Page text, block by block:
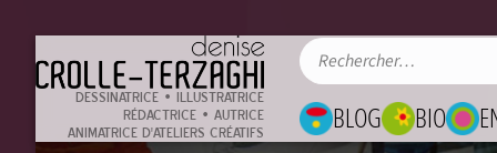
DESSINATRICE • ILLUSTRATRICE
RÉDACTRICE • AUTRICE
ANIMATRICE D'ATELIERS CRÉATIFS
BLOG BIO